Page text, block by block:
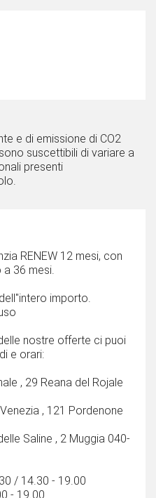
e di emissione di CO2
suscettibili di variare a
presenti
RENEW 12 mesi, con
a 36 mesi.
importo.
nostre offerte ci puoi
e orari:
, 29 Reana del Rojale
Venezia , 121 Pordenone
Saline , 2 Muggia 040-
/ 14.30 - 19.00
- 19.00